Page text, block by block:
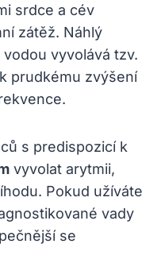
srdce a cév
zátěž. Náhlý
vyvolává tzv.
prudkému zvýšení
s predispozicí k
vyvolat arytmii,
Pokud užíváte
vady
se